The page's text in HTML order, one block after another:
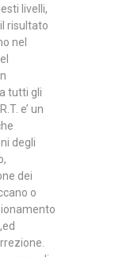
livelli,
risultato
nel
tutti gli
e’ un
degli
dei
o